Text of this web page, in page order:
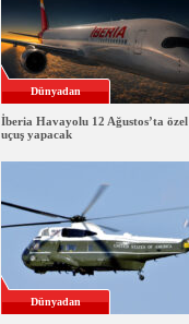
Dünyadan
İberia Havayolu 12 Ağustos’ta özel
uçuş yapacak
Dünyadan